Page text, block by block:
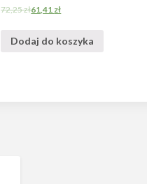
72,25zł61,41 zł
Dodaj do koszyka